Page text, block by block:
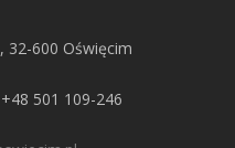
32-600 Oświęcim
501 109-246